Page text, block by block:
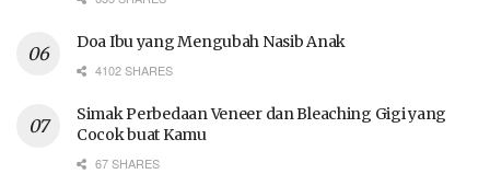
Doa Ibu yang Mengubah Nasib Anak
4102 SHARES
Simak Perbedaan Veneer dan Bleaching Gigi yang
Cocok buat Kamu
67 SHARES